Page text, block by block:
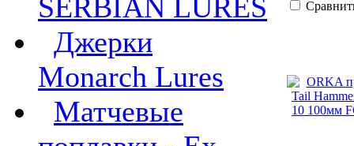
SERBIAN LURES
Джерки
Monarch Lures
Матчевые